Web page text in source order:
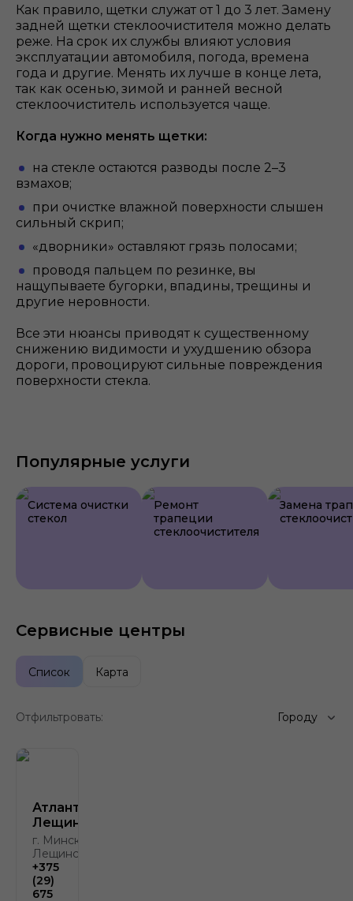
Как правило, щетки служат от 1 до 3 лет. Замену
задней щетки стеклоочистителя можно делать
реже. На срок их службы влияют условия
эксплуатации автомобиля, погода, времена
года и другие. Менять их лучше в конце лета,
так как осенью, зимой и ранней весной
стеклоочиститель используется чаще.
Когда нужно менять щетки:
на стекле остаются разводы после 2–3
взмахов;
при очистке влажной поверхности слышен
сильный скрип;
«дворники» оставляют грязь полосами;
проводя пальцем по резинке, вы
нащупываете бугорки, впадины, трещины и
другие неровности.
Все эти нюансы приводят к существенному
снижению видимости и ухудшению обзора
дороги, провоцируют сильные повреждения
поверхности стекла.
Популярные услуги
Система очистки
стекол
Ремонт
трапеции
стеклоочистителя
Замена
Сервисные центры
Список Карта
Отфильтровать: Городу
Атлант-М
Лещинского
г. Минск, ул.
Лещинского, 4
+375
(29)
675